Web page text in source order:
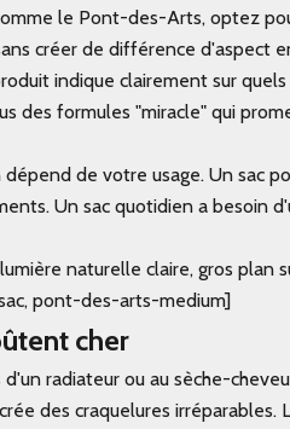
le Pont-des-Arts, optez
créer de différence d'aspect
indique clairement sur
des formules "miracle" qui
de votre usage. Un sac
Un sac quotidien a besoin
naturelle claire, gros
pont-des-arts-medium]
cher
d'un radiateur ou au sèche-
des craquelures irréparables.